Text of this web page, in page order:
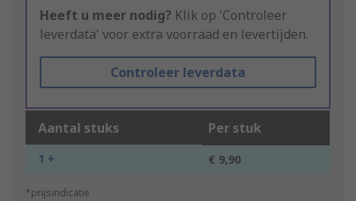
Heeft u meer nodig? Klik op 'Controleer
leverdata' voor extra voorraad en levertijden.
Controleer leverdata
Aantal stuks Per stuk
1 + € 9,90
*prijsindicatie